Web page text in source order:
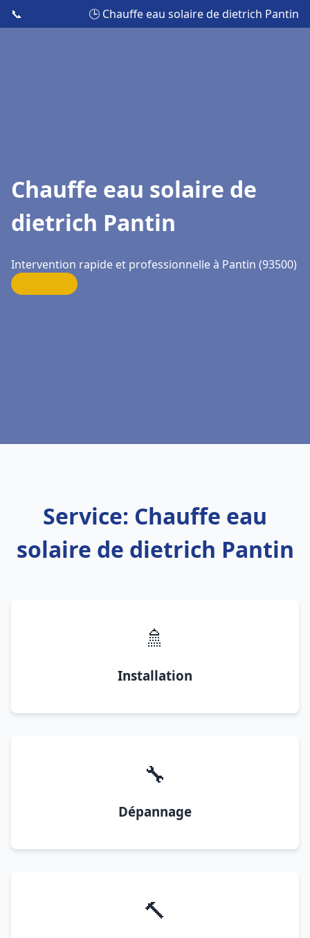
📞 🕒 Chauffe eau solaire de dietrich Pantin
Chauffe eau solaire de
dietrich Pantin
Intervention rapide et professionnelle à Pantin (93500)
Service: Chauffe eau
solaire de dietrich Pantin
🚿
Installation
🔧
Dépannage
🔨